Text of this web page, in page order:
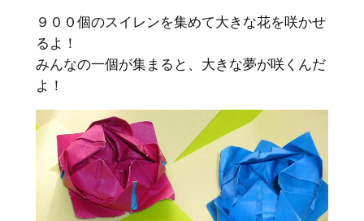
９００個のスイレンを集めて大きな花を咲かせ
るよ！
みんなの一個が集まると、大きな夢が咲くんだ
よ！